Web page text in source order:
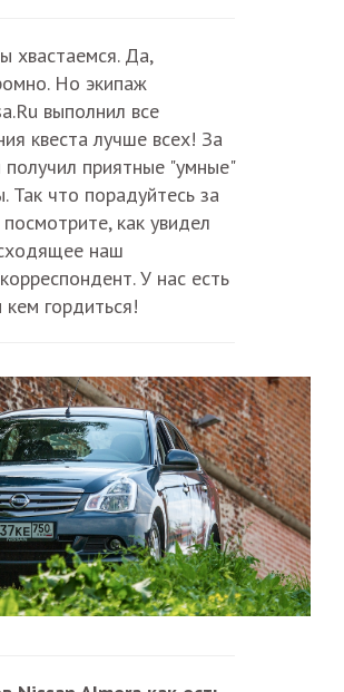
хвастаемся. Да,
Но экипаж
выполнил все
квеста лучше всех! За
получил приятные "умные"
Так что порадуйтесь за
как увидел
наш
У нас есть
кем гордиться!